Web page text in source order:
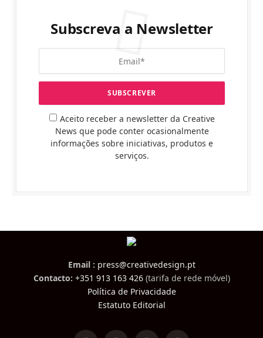
Subscreva a Newsletter
Aceito receber a newsletter da Creative
News que pode conter ocasionalmente
informações sobre iniciativas, produtos e
serviços.
Email : press@creativedesign.pt
Contacto: +351 913 163 426(tarifa de rede móvel)
Política de Privacidade
Estatuto Editorial